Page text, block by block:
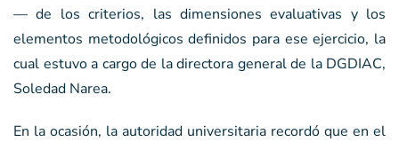
— de los criterios, las dimensiones evaluativas y los
elementos metodológicos definidos para ese ejercicio, la
cual estuvo a cargo de la directora general de la DGDIAC,
Soledad Narea.
En la ocasión, la autoridad universitaria recordó que en el